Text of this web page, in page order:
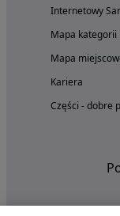
Internetowy
Mapa kategorii
Mapa
Kariera
Części - dobre